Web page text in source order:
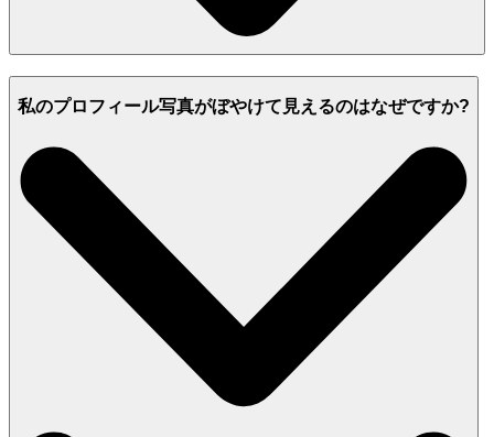
私のプロフィール写真がぼやけて見えるのはなぜですか?